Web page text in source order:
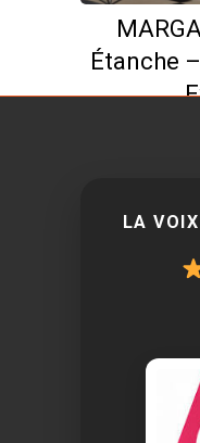
Étanche
LA